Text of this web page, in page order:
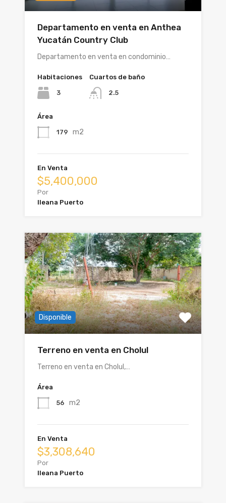
Departamento en venta en Anthea
Yucatán Country Club
Departamento en venta en condominio…
Habitaciones
3
Cuartos de baño
2.5
Área
179 m2
En Venta
$5,400,000
Por
Ileana Puerto
Disponible
Terreno en venta en Cholul
Terreno en venta en Cholul,…
Área
56 m2
En Venta
$3,308,640
Por
Ileana Puerto